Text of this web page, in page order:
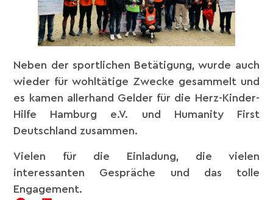
Neben der sportlichen Betätigung, wurde auch
wieder für wohltätige Zwecke gesammelt und
es kamen allerhand Gelder für die Herz-Kinder-
Hilfe Hamburg e.V. und Humanity First
Deutschland zusammen.
Vielen für die Einladung, die vielen
interessanten Gespräche und das tolle
Engagement.